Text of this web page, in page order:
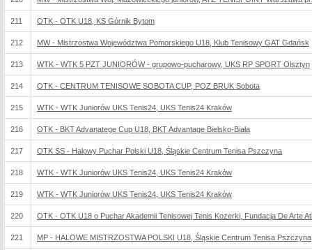
211 OTK - OTK U18, KS Górnik Bytom
212 MW - Mistrzostwa Województwa Pomorskiego U18, Klub Tenisowy GAT Gdańsk
213 WTK - WTK 5 PZT JUNIORÓW - grupowo-pucharowy, UKS RP SPORT Olsztyn
214 OTK - CENTRUM TENISOWE SOBOTA CUP, POZ BRUK Sobota
215 WTK - WTK Juniorów UKS Tenis24, UKS Tenis24 Kraków
216 OTK - BKT Advanatege Cup U18, BKT Advantage Bielsko-Biała
217 OTK SS - Halowy Puchar Polski U18, Śląskie Centrum Tenisa Pszczyna
218 WTK - WTK Juniorów UKS Tenis24, UKS Tenis24 Kraków
219 WTK - WTK Juniorów UKS Tenis24, UKS Tenis24 Kraków
220 OTK - OTK U18 o Puchar Akademii Tenisowej Tenis Kozerki, Fundacja De Arte
221 MP - HALOWE MISTRZOSTWA POLSKI U18, Śląskie Centrum Tenisa Pszczyna